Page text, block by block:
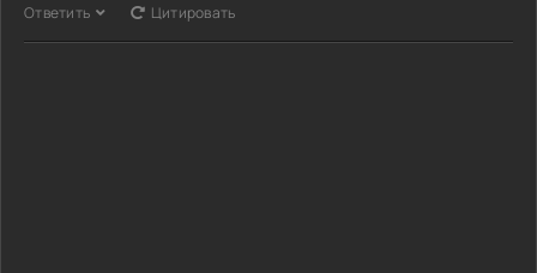
Ответить Цитировать